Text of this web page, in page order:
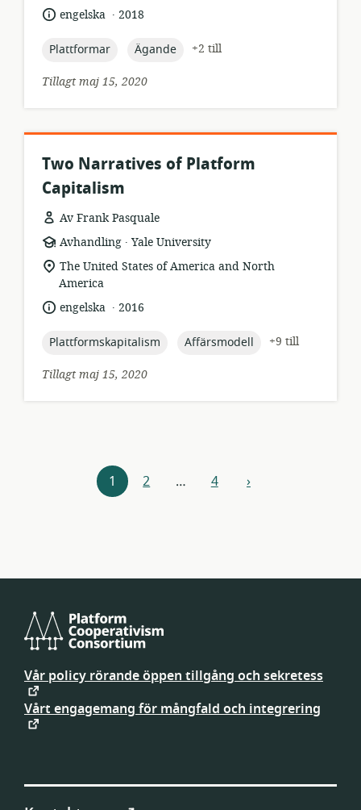
språk:engelska .
publiceringsdatum:
2018
topic:
Plattformar topic:
Ägande
+2 till
Tillagt maj 15, 2020
Two Narratives of Platform
Capitalism
Av Frank Pasquale
resursformat:
Avhandling .
utgivare:
Yale University
relevant
plats:
The United States of America and North
America
språk:engelska .
publiceringsdatum:
2016
topic:
Plattformskapitalism topic:
Affärsmodell
+9 till
Tillagt maj 15, 2020
Resursnavigering
1 2 … 4 nästa
›
Platform
Cooperativism
Consortium
Vår policy rörande öppen tillgång och sekretess
Vårt engagemang för mångfald och integrering